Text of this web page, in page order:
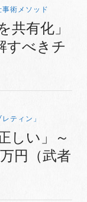
術メソッド
共有化」
すべきチ
ティン」
しい」～
円（武者